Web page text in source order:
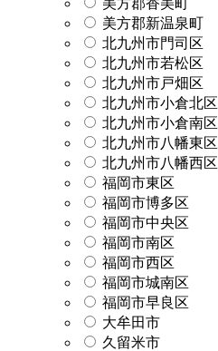
美方郡新温泉町
北九州市門司区
北九州市若松区
北九州市戸畑区
北九州市小倉北区
北九州市小倉南区
北九州市八幡東区
北九州市八幡西区
福岡市東区
福岡市博多区
福岡市中央区
福岡市南区
福岡市西区
福岡市城南区
福岡市早良区
大牟田市
久留米市